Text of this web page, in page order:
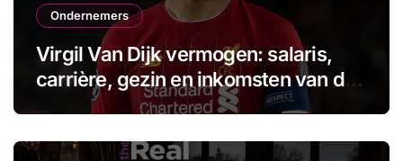
Ondernemers
Virgil Van Dijk vermogen: salaris,
carrière, gezin en inkomsten van de
aanvoerder